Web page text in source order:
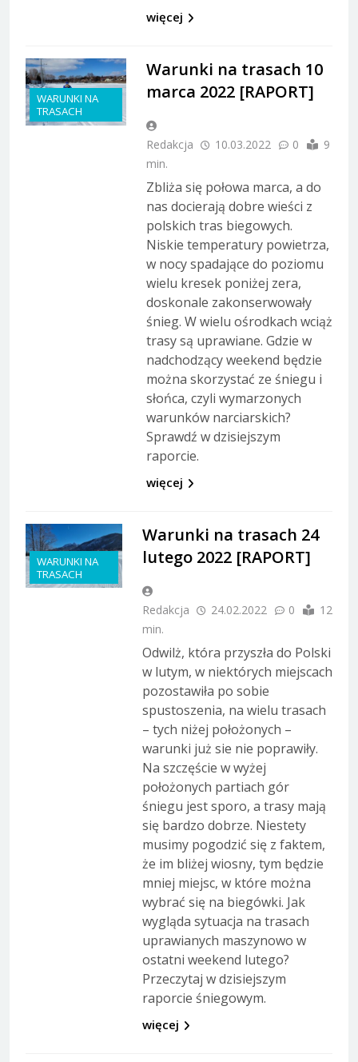
więcej
WARUNKI NA
TRASACH
Warunki na trasach 10
marca 2022 [RAPORT]
Redakcja 10.03.2022 0
9
min.
Zbliża się połowa marca, a do
nas docierają dobre wieści z
polskich tras biegowych.
Niskie temperatury powietrza,
w nocy spadające do poziomu
wielu kresek poniżej zera,
doskonale zakonserwowały
śnieg. W wielu ośrodkach wciąż
trasy są uprawiane. Gdzie w
nadchodzący weekend będzie
można skorzystać ze śniegu i
słońca, czyli wymarzonych
warunków narciarskich?
Sprawdź w dzisiejszym
raporcie.
więcej
WARUNKI NA
TRASACH
Warunki na trasach 24
lutego 2022 [RAPORT]
Redakcja 24.02.2022 0
12
min.
Odwilż, która przyszła do Polski
w lutym, w niektórych miejscach
pozostawiła po sobie
spustoszenia, na wielu trasach
– tych niżej położonych –
warunki już sie nie poprawiły.
Na szczęście w wyżej
położonych partiach gór
śniegu jest sporo, a trasy mają
się bardzo dobrze. Niestety
musimy pogodzić się z faktem,
że im bliżej wiosny, tym będzie
mniej miejsc, w które można
wybrać się na biegówki. Jak
wygląda sytuacja na trasach
uprawianych maszynowo w
ostatni weekend lutego?
Przeczytaj w dzisiejszym
raporcie śniegowym.
więcej